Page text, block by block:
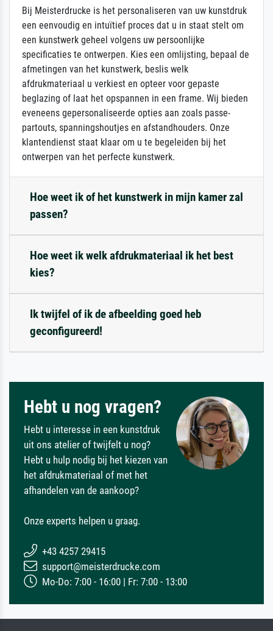
Bij Meisterdrucke is het personaliseren van uw kunstdruk
een eenvoudig en intuïtief proces dat u in staat stelt om
een kunstwerk geheel volgens uw persoonlijke
specificaties te ontwerpen. Kies een omlijsting, bepaal de
afmetingen van het kunstwerk, beslis welk
afdrukmateriaal u verkiest en opteer voor gepaste
beglazing of laat het opspannen in een frame. Wij bieden
eveneens gepersonaliseerde opties aan zoals passe-
partouts, spanningshoutjes en afstandhouders. Onze
klantendienst staat klaar om u te begeleiden bij het
ontwerpen van het perfecte kunstwerk.
Hoe weet ik of het kunstwerk in mijn kamer zal
passen?
Hoe weet ik welk afdrukmateriaal ik het best
kies?
Ik twijfel of ik de afbeelding goed heb
geconfigureerd!
Hebt u nog vragen?
Hebt u interesse in een kunstdruk
uit ons atelier of twijfelt u nog?
Hebt u hulp nodig bij het kiezen van
het afdrukmateriaal of met het
afhandelen van de aankoop?
Onze experts helpen u graag.
+43 4257 29415
support@meisterdrucke.com
Mo-Do: 7:00 - 16:00 | Fr: 7:00 - 13:00